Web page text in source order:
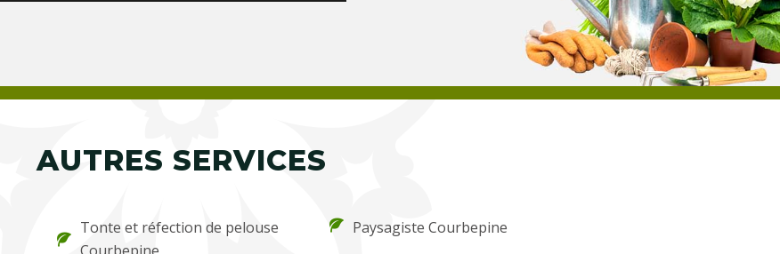
AUTRES SERVICES
Tonte et réfection de pelouse
Paysagiste Courbepine